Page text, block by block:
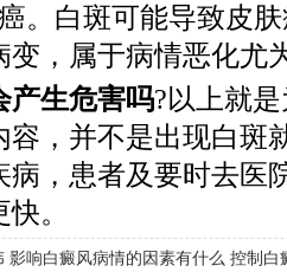
白斑可能导致皮肤
变，属于病情恶化尤
生危害吗?以上就
容，并不是出现白斑
病，患者及要时去医
。
影响白癜风病情的因素有什么 控制白